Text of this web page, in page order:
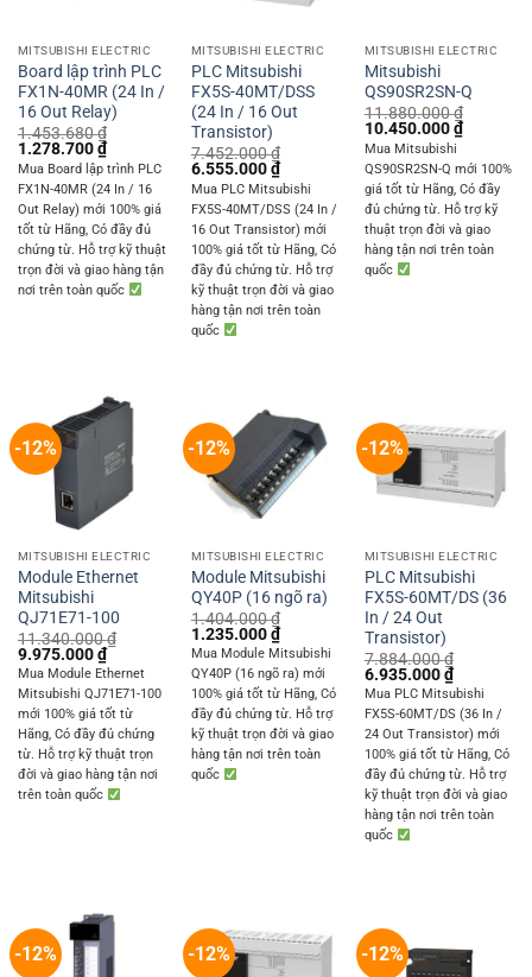
MITSUBISHI ELECTRIC
Board lập trình PLC
FX1N-40MR (24 In /
16 Out Relay)
1.453.680₫
Original
price
was:
1.453.680 ₫.
1.278.700₫Current
price
is:
1.278.700 ₫.
Mua Board lập trình PLC
FX1N-40MR (24 In / 16
Out Relay) mới 100% giá
tốt từ Hãng, Có đầy đủ
chứng từ. Hỗ trợ kỹ thuật
trọn đời và giao hàng tận
nơi trên toàn quốc
MITSUBISHI ELECTRIC
PLC Mitsubishi
FX5S-40MT/DSS
(24 In / 16 Out
Transistor)
7.452.000₫
Original
price
was:
7.452.000 ₫.
6.555.000₫Current
price
is:
6.555.000 ₫.
Mua PLC Mitsubishi
FX5S-40MT/DSS (24 In /
16 Out Transistor) mới
100% giá tốt từ Hãng, Có
đầy đủ chứng từ. Hỗ trợ
kỹ thuật trọn đời và giao
hàng tận nơi trên toàn
quốc
MITSUBISHI ELECTRIC
Mitsubishi
QS90SR2SN-Q
11.880.000₫
Original
price
was:
11.880.000 ₫.
10.450.000₫Current
price
is:
Mua Mitsubishi
QS90SR2SN-Q mới 100%
giá tốt từ Hãng, Có đầy
đủ chứng từ. Hỗ trợ kỹ
thuật trọn đời và giao
hàng tận nơi trên toàn
quốc
-12%
MITSUBISHI ELECTRIC
Module Ethernet
Mitsubishi
QJ71E71-100
11.340.000₫
Original
price
was:
11.340.000 ₫.
9.975.000₫Current
price
is:
9.975.000 ₫.
Mua Module Ethernet
Mitsubishi QJ71E71-100
mới 100% giá tốt từ
Hãng, Có đầy đủ chứng
từ. Hỗ trợ kỹ thuật trọn
đời và giao hàng tận nơi
trên toàn quốc
-12%
MITSUBISHI ELECTRIC
Module Mitsubishi
QY40P (16 ngõ ra)
1.404.000₫
Original
price
was:
1.404.000 ₫.
1.235.000₫Current
price
is:
1.235.000 ₫.
Mua Module Mitsubishi
QY40P (16 ngõ ra) mới
100% giá tốt từ Hãng, Có
đầy đủ chứng từ. Hỗ trợ
kỹ thuật trọn đời và giao
hàng tận nơi trên toàn
quốc
-12%
MITSUBISHI ELECTRIC
PLC Mitsubishi
FX5S-60MT/DS (36
In / 24 Out
Transistor)
7.884.000₫
Original
price
was:
7.884.000 ₫.
6.935.000₫Current
price
is:
6.935.000
Mua PLC Mitsubishi
FX5S-60MT/DS (36 In /
24 Out Transistor) mới
100% giá tốt từ Hãng, Có
đầy đủ chứng từ. Hỗ trợ
kỹ thuật trọn đời và giao
hàng tận nơi trên toàn
quốc
-12% -12% -12%